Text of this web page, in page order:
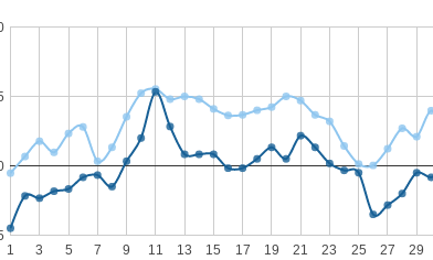
1 3 5 7 9 11 13 15 17 19 21 23 25 27 29